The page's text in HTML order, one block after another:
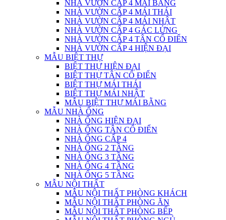
NHÀ VƯỜN CẤP 4 MÁI BẰNG
NHÀ VƯỜN CẤP 4 MÁI THÁI
NHÀ VƯỜN CẤP 4 MÁI NHẬT
NHÀ VƯỜN CẤP 4 GÁC LỬNG
NHÀ VƯỜN CẤP 4 TÂN CỔ ĐIỂN
NHÀ VƯỜN CẤP 4 HIỆN ĐẠI
MẪU BIỆT THỰ
BIỆT THỰ HIỆN ĐẠI
BIỆT THỰ TÂN CỔ ĐIỂN
BIỆT THỰ MÁI THÁI
BIỆT THỰ MÁI NHẬT
MẪU BIỆT THỰ MÁI BẰNG
MẪU NHÀ ỐNG
NHÀ ỐNG HIỆN ĐẠI
NHÀ ỐNG TÂN CỔ ĐIỂN
NHÀ ỐNG CẤP 4
NHÀ ỐNG 2 TẦNG
NHÀ ỐNG 3 TẦNG
NHÀ ỐNG 4 TẦNG
NHÀ ỐNG 5 TẦNG
MẪU NỘI THẤT
MẪU NỘI THẤT PHÒNG KHÁCH
MẪU NỘI THẤT PHÒNG ĂN
MẪU NỘI THẤT PHÒNG BẾP